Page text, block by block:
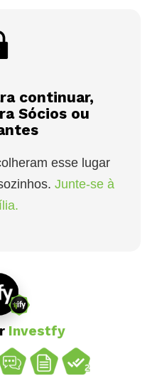
continuar,
Sócios ou
esse lugar
Junte-se à
Investfy